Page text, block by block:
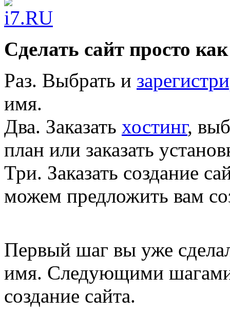
Сделать сайт просто как
Раз. Выбрать и
имя.
Два. Заказать хостинг,
план или заказать
Три. Заказать создание
можем предложить вам
Первый шаг вы уже
имя. Следующими шагами
создание сайта.